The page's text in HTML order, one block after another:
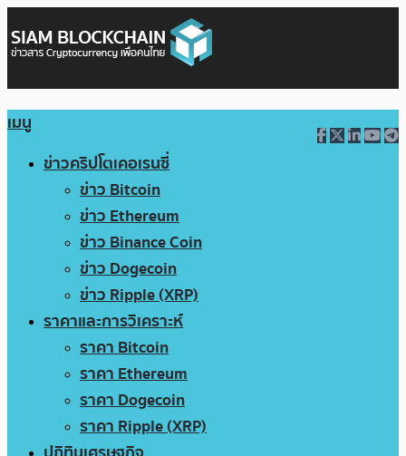
เมนู
ข่าวคริปโตเคอเรนซี่
ข่าว Bitcoin
ข่าว Ethereum
ข่าว Binance Coin
ข่าว Dogecoin
ข่าว Ripple (XRP)
ราคาและการวิเคราะห์
ราคา Bitcoin
ราคา Ethereum
ราคา Dogecoin
ราคา Ripple (XRP)